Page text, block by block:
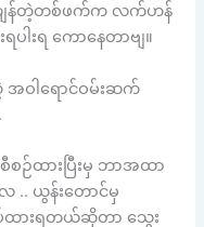
ကျန်တဲ့တစ်ဖက်က လက်ဟန်
ါးရ ကောနေတာဗျ။
အဝါရောင်ဝမ်းဆက်
စဉ်ထားပြီးမှ ဘာအထာ
.. ယွန်းတောင်မှ
ားရတယ်ဆိုတာ သွေး